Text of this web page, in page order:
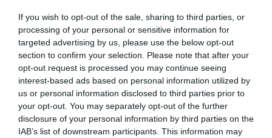
If you wish to opt-out of the sale, sharing to third parties, or
processing of your personal or sensitive information for
targeted advertising by us, please use the below opt-out
section to confirm your selection. Please note that after your
opt-out request is processed you may continue seeing
interest-based ads based on personal information utilized by
us or personal information disclosed to third parties prior to
your opt-out. You may separately opt-out of the further
disclosure of your personal information by third parties on the
IAB’s list of downstream participants. This information may
Γίνε Συνδρομητής
Βρες το RUNNER!
Όλα τα Τεύχη